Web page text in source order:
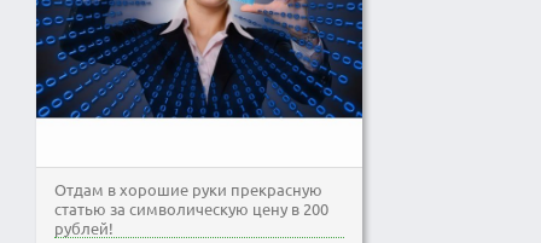
Отдам в хорошие руки прекрасную
статью за символическую цену в 200
рублей!